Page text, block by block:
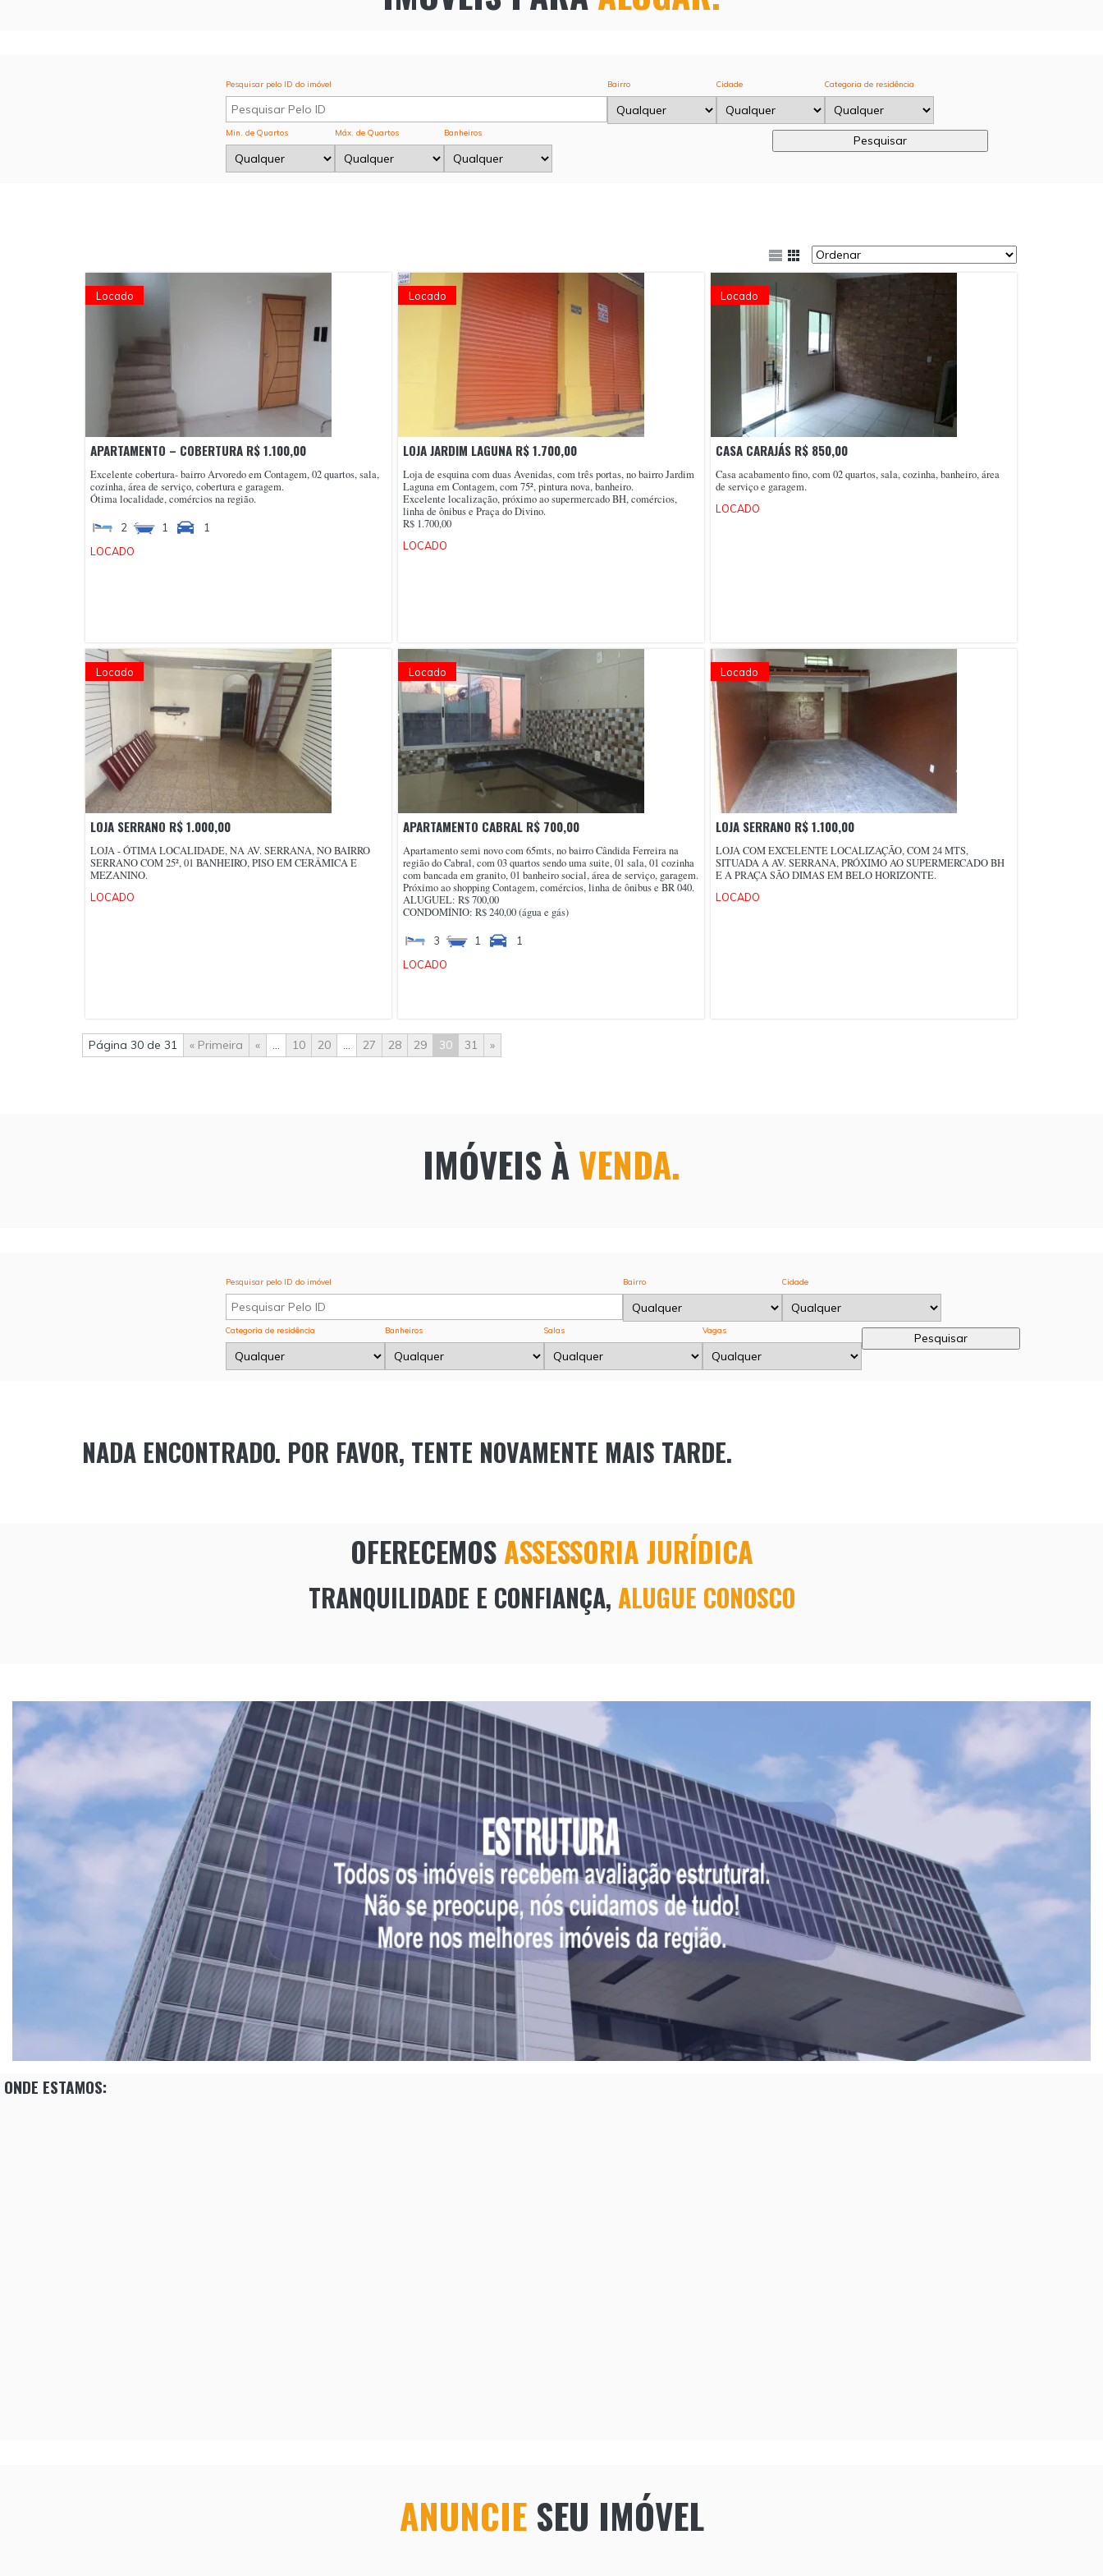
Pesquisar pelo ID do imóvel Bairro Cidade Categoria de residência
Min. de Quartos Máx. de Quartos Banheiros
Locado
APARTAMENTO – COBERTURA R$ 1.100,00
Excelente cobertura- bairro Arvoredo em Contagem, 02 quartos, sala,
cozinha, área de serviço, cobertura e garagem.
Ótima localidade, comércios na região.
2 1
1
LOCADO
Locado
LOJA JARDIM LAGUNA R$ 1.700,00
Loja de esquina com duas Avenidas, com três portas, no bairro Jardim
Laguna em Contagem, com 75², pintura nova, banheiro.
Excelente localização, próximo ao supermercado BH, comércios,
linha de ônibus e Praça do Divino.
R$ 1.700,00
LOCADO
Locado
CASA CARAJÁS R$ 850,00
Casa acabamento fino, com 02 quartos, sala, cozinha, banheiro, área
de serviço e garagem.
LOCADO
Locado
LOJA SERRANO R$ 1.000,00
LOJA - ÓTIMA LOCALIDADE, NA AV. SERRANA, NO BAIRRO
SERRANO COM 25², 01 BANHEIRO, PISO EM CERÂMICA E
MEZANINO.
LOCADO
Locado
APARTAMENTO CABRAL R$ 700,00
Apartamento semi novo com 65mts, no bairro Cândida Ferreira na
região do Cabral, com 03 quartos sendo uma suite, 01 sala, 01 cozinha
com bancada em granito, 01 banheiro social, área de serviço, garagem.
Próximo ao shopping Contagem, comércios, linha de ônibus e BR 040.
ALUGUEL: R$ 700,00
CONDOMÍNIO: R$ 240,00 (água e gás)
3 1
1
LOCADO
Locado
LOJA SERRANO R$ 1.100,00
LOJA COM EXCELENTE LOCALIZAÇÃO, COM 24 MTS,
SITUADA A AV. SERRANA, PRÓXIMO AO SUPERMERCADO BH
E A PRAÇA SÃO DIMAS EM BELO HORIZONTE.
LOCADO
Página 30 de 31 « Primeira « ... 10 20 ... 27 28 29 30 31 »
IMÓVEIS ÀVENDA.
Pesquisar pelo ID do imóvel Bairro Cidade
Categoria de residência Banheiros Salas Vagas
NADA ENCONTRADO. POR FAVOR, TENTE NOVAMENTE MAIS TARDE.
OFERECEMOSASSESSORIA JURÍDICA
TRANQUILIDADE E CONFIANÇA, ALUGUE CONOSCO
ONDE ESTAMOS:
ANUNCIE SEU IMÓVEL